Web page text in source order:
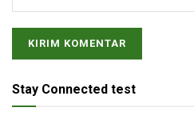
Stay Connected test